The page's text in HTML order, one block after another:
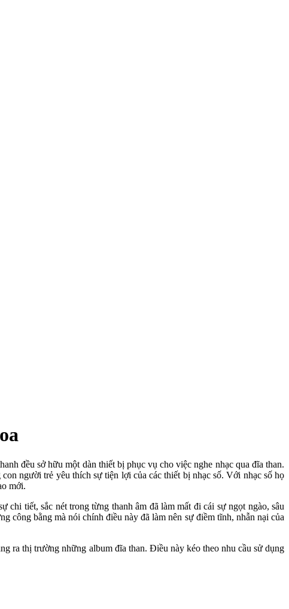
đều sở hữu một dàn thiết bị phục vụ cho việc nghe nhạc qua đĩa than.
người trẻ yêu thích sự tiện lợi của các thiết bị nhạc số. Với nhạc số họ
mới.
tiết, sắc nét trong từng thanh âm đã làm mất đi cái sự ngọt ngào, sâu
công bằng mà nói chính điều này đã làm nên sự điềm tĩnh, nhẫn nại của
ra thị trường những album đĩa than. Điều này kéo theo nhu cầu sử dụng